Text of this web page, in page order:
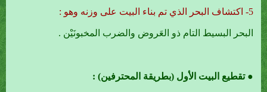
5- اكتشاف البحر الذي تم بناء البيت على وزنه وهو :
البحر البسيط التام ذو العَروض والضرب المخبونَيْن .
● تقطيع البيت الأول (بطريقة المحترفين) :